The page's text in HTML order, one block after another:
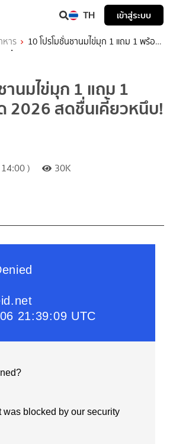
TH เข้าสู่ระบบ
หาร
10 โปรโมชั่นชานมไข่มุก 1 แถม 1 พร้อม
นึบ!
านมไข่มุก 1 แถม 1
2026 สดชื่นเคี้ยวหนึบ!
)
30K